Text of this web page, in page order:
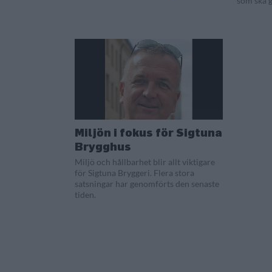
Miljön i fokus för Sigtuna
Brygghus
Miljö och hållbarhet blir allt viktigare
för Sigtuna Bryggeri. Flera stora
satsningar har genomförts den senaste
tiden.